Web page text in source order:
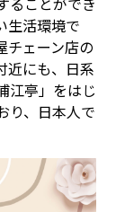
生活環境で
チェーン店の
近にも、日系
江亭」をはじ
り、日本人で